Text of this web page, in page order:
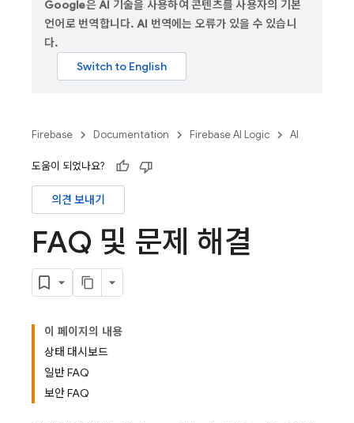
Google은 AI 기술을 사용하여 콘텐츠를 사용자의 기본
언어로 번역합니다. AI 번역에는 오류가 있을 수 있습니
다.
Firebase Documentation Firebase AI Logic AI
도움이 되었나요?
의견 보내기
FAQ 및 문제 해결
이 페이지의 내용
상태 대시보드
일반 FAQ
보안 FAQ